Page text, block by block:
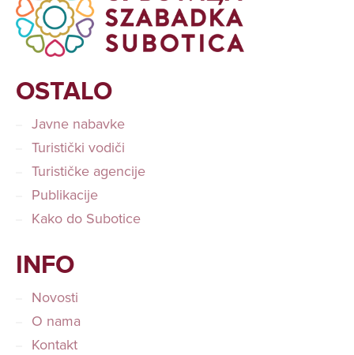
OSTALO
Javne nabavke
Turistički vodiči
Turističke agencije
Publikacije
Kako do Subotice
INFO
Novosti
O nama
Kontakt